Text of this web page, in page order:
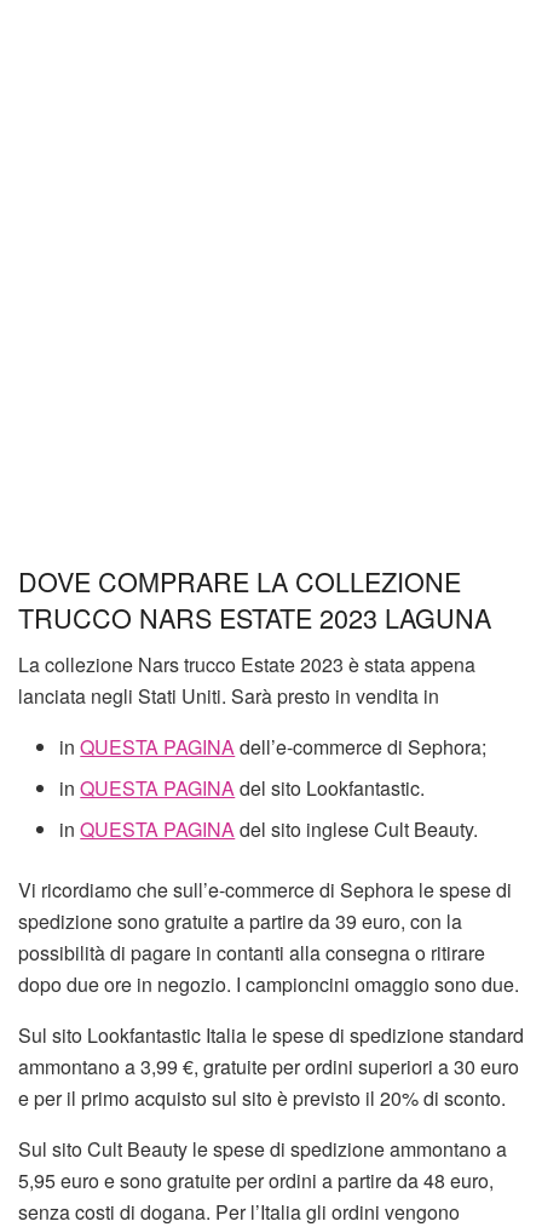
DOVE COMPRARE LA COLLEZIONE
TRUCCO NARS ESTATE 2023 LAGUNA
La collezione Nars trucco Estate 2023 è stata appena
lanciata negli Stati Uniti. Sarà presto in vendita in
inQUESTA PAGINA dell’e-commerce di Sephora;
inQUESTA PAGINA del sito Lookfantastic.
inQUESTA PAGINA del sito inglese Cult Beauty.
Vi ricordiamo che sull’e-commerce di Sephora le spese di
spedizione sono gratuite a partire da 39 euro, con la
possibilità di pagare in contanti alla consegna o ritirare
dopo due ore in negozio. I campioncini omaggio sono due.
Sul sito Lookfantastic Italia le spese di spedizione standard
ammontano a 3,99 €, gratuite per ordini superiori a 30 euro
e per il primo acquisto sul sito è previsto il 20% di sconto.
Sul sito Cult Beauty le spese di spedizione ammontano a
5,95 euro e sono gratuite per ordini a partire da 48 euro,
senza costi di dogana. Per l’Italia gli ordini vengono